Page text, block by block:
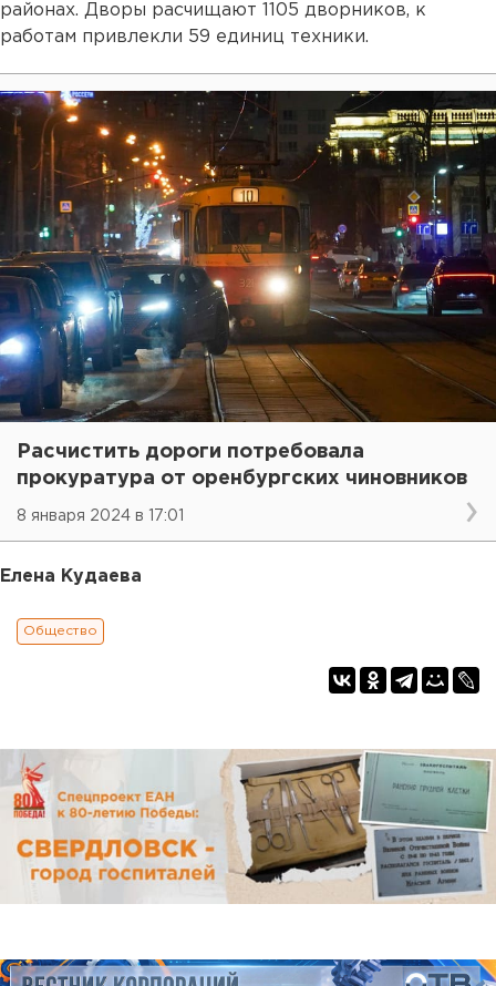
районах. Дворы расчищают 1105 дворников, к
работам привлекли 59 единиц техники.
Расчистить дороги потребовала
прокуратура от оренбургских чиновников
8 января 2024 в 17:01
Елена Кудаева
Общество